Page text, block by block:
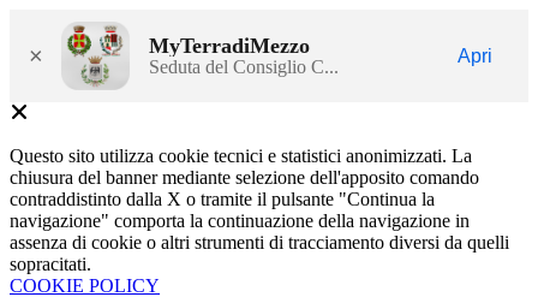
× MyTerradiMezzo
Seduta del Consiglio C...
Apri
Questo sito utilizza cookie tecnici e statistici anonimizzati. La
chiusura del banner mediante selezione dell'apposito comando
contraddistinto dalla X o tramite il pulsante "Continua la
navigazione" comporta la continuazione della navigazione in
assenza di cookie o altri strumenti di tracciamento diversi da quelli
sopracitati.
COOKIE POLICY